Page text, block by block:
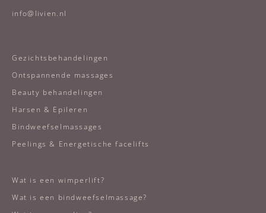
info@livien.nl
Gezichtsbehandelingen
Ontspannende massages
Beauty behandelingen
Harsen & Epileren
Bindweefselmassages
Peelings & Energetische facelifts
Wat is een wimperlift?
Wat is een bindweefselmassage?